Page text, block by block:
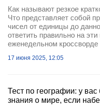
Как называют резкое
Что представляет собой
чисел от единицы до
ответить правильно на
еженедельном кроссворде
17 июня 2025, 12:05
Тест по географии: у вас
знания о мире, если